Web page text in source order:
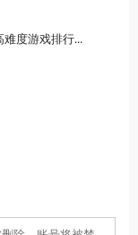
高难度手游推荐-高难度手游排行榜2025-手游高难度游戏排行榜